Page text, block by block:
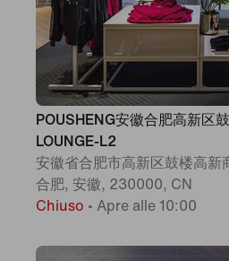
POUSHENG安徽合肥高新区
LOUNGE-L2
安徽省合肥市高新区鼓楼高新
合肥, 安徽, 230000, CN
Chiuso • Apre alle 10:00